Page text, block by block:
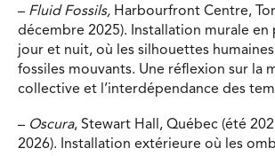
– Fluid Fossils, Harbourfront Centre,
décembre 2025). Installation murale en
jour et nuit, où les silhouettes
fossiles mouvants. Une réflexion sur la
collective et l’interdépendance des
– Oscura, Stewart Hall, Québec (été
2026). Installation extérieure où les